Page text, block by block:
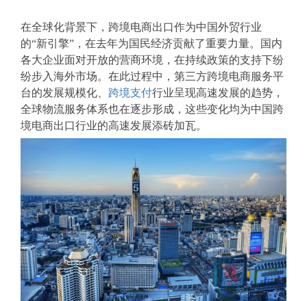
在全球化背景下，跨境电商出口作为中国外贸行业
的“新引擎”，在去年为国民经济贡献了重要力量。国内
各大企业面对开放的营商环境，在持续政策的支持下纷
纷步入海外市场。在此过程中，第三方跨境电商服务平
台的发展规模化、 跨境支付行业呈现高速发展的趋势，
全球物流服务体系也在逐步形成，这些变化均为中国跨
境电商出口行业的高速发展添砖加瓦。